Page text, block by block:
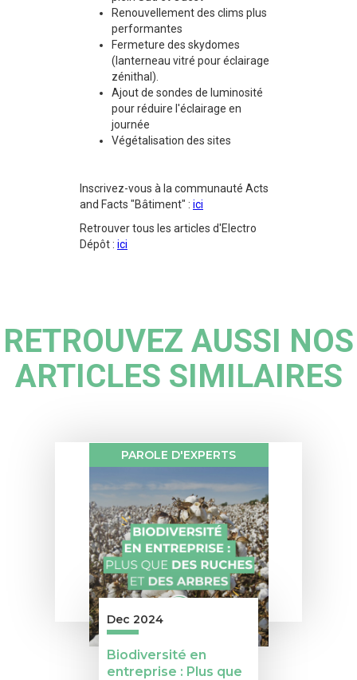
Renouvellement des clims plus
performantes
Fermeture des skydomes
(lanterneau vitré pour éclairage
zénithal).
Ajout de sondes de luminosité
pour réduire l'éclairage en
journée
Végétalisation des sites
Inscrivez-vous à la communauté Acts
and Facts "Bâtiment" : ici
Retrouver tous les articles d'Electro
Dépôt : ici
RETROUVEZ AUSSI NOS
ARTICLES SIMILAIRES
PAROLE D'EXPERTS
Dec 2024
Biodiversité en
entreprise : Plus que